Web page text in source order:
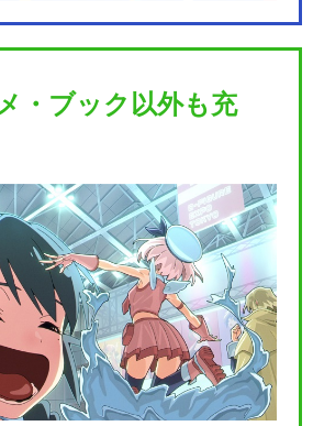
・ブック以外も充